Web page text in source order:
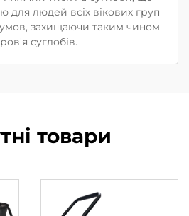
для людей всіх вікових груп
умов, захищаючи таким чином
суглобів.
товари